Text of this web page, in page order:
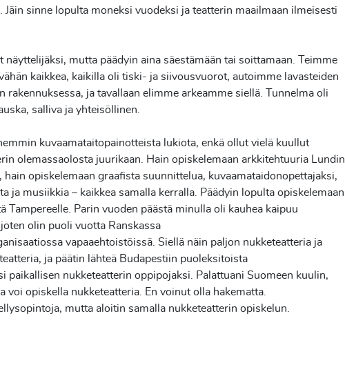
Jäin sinne lopulta moneksi vuodeksi ja teatterin maailmaan ilmeisesti
näyttelijäksi, mutta päädyin aina säestämään tai soittamaan.
Teimme
kaikkea, kaikilla oli tiski- ja siivousvuorot, autoimme lavasteiden
rakennuksessa, ja tavallaan elimme arkeamme siellä. Tunnelma oli
salliva ja yhteisöllinen.
kuvaamataitopainotteista lukiota, enkä ollut vielä kuullut
olemassaolosta juurikaan. Hain opiskelemaan arkkitehtuuria Lundin
hain opiskelemaan graafista suunnittelua, kuvaamataidonopettajaksi,
ja musiikkia – kaikkea samalla kerralla. Päädyin lopulta opiskelemaan
Tampereelle. Parin vuoden päästä minulla oli kauhea kaipuu
joten olin puoli vuotta Ranskassa
vapaaehtoistöissä. Siellä näin paljon nukketeatteria ja
teatteria, ja päätin lähteä Budapestiin puoleksitoista
paikallisen nukketeatterin oppipojaksi. Palattuani Suomeen kuulin,
voi opiskella nukketeatteria. En voinut olla hakematta.
mutta aloitin samalla nukketeatterin opiskelun.